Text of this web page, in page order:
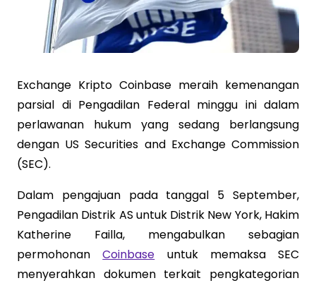
Exchange Kripto Coinbase meraih kemenangan
parsial di Pengadilan Federal minggu ini dalam
perlawanan hukum yang sedang berlangsung
dengan US Securities and Exchange Commission
(SEC).
Dalam pengajuan pada tanggal 5 September,
Pengadilan Distrik AS untuk Distrik New York, Hakim
Katherine Failla, mengabulkan sebagian
permohonanCoinbase untuk memaksa SEC
menyerahkan dokumen terkait pengkategorian